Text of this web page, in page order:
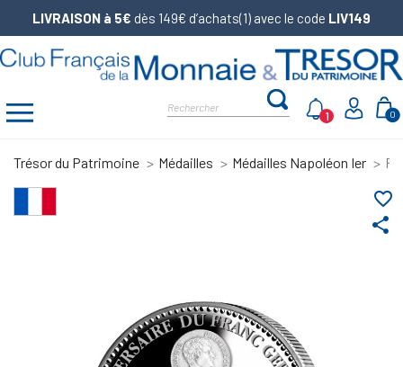
LIVRAISON à 5€ dès 149€ d’achats(1) avec le code LIV149
0
1
Trésor du Patrimoine Médailles Médailles Napoléon Ier
share
favorite_border